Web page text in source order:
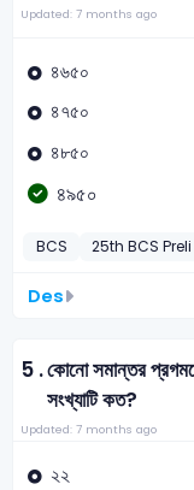
Updated: 7 months ago
৪৬৫০
৪৭৫০
৪৮৫০
৪৯৫০
BCS 25th BCS Preli
Des
5 .কোনো সমান্তর
সংখ্যাটি কত?
Updated: 7 months ago
২২